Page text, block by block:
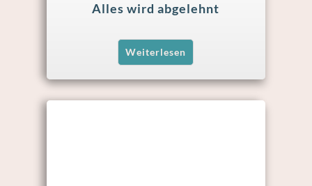
Alles wird abgelehnt
Weiterlesen